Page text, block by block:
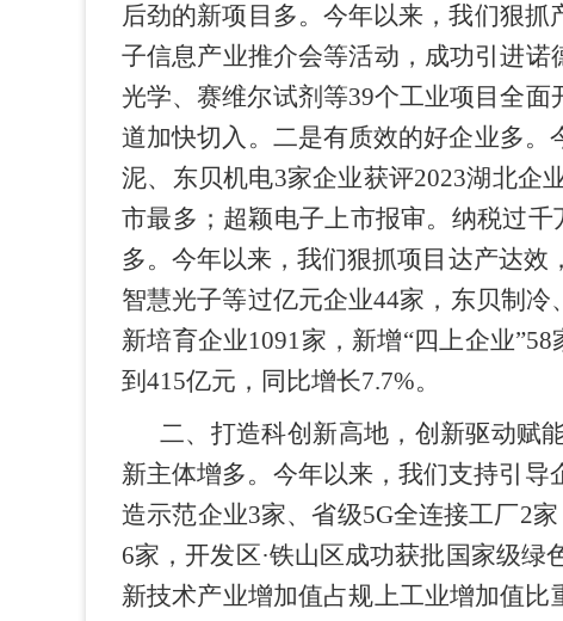
后劲的新项目多。今年以来，我们狠
子信息产业推介会等活动，成功引进诺
光学、赛维尔试剂等39个工业项目全
道加快切入。二是有质效的好企业多
泥、东贝机电3家企业获评2023湖北企
市最多；超颖电子上市报审。纳税过
多。今年以来，我们狠抓项目达产达效
智慧光子等过亿元企业44家，东贝制
新培育企业1091家，新增“四上企业
到415亿元，同比增长7.7%。
二、打造科创新高地，创新驱动赋
新主体增多。今年以来，我们支持引导
造示范企业3家、省级5G全连接工厂2
6家，开发区·铁山区成功获批国家级
新技术产业增加值占规上工业增加值